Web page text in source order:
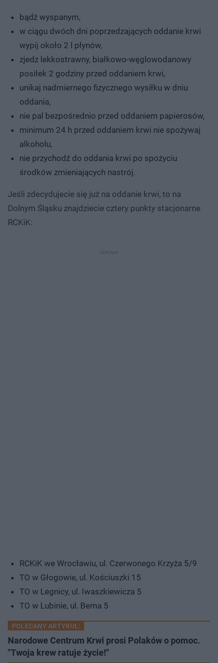
bądź wyspanym,
w ciągu dwóch dni poprzedzających oddanie krwi
wypij około 2 l płynów,
zjedz lekkostrawny, białkowo-węglowodanowy
posiłek 2 godziny przed oddaniem krwi,
unikaj nadmiernego fizycznego wysiłku w dniu
oddania,
nie pal bezpośrednio przed oddaniem papierosów,
minimum 24 h przed oddaniem krwi nie spożywaj
alkoholu,
nie przychodź do oddania krwi po spożyciu
środków zmieniających nastrój.
Jeśli zdecydujecie się już na oddanie krwi, to na
Dolnym Śląsku znajdziecie cztery punkty stacjonarne
RCKiK:
RCKiK we Wrocławiu, ul. Czerwonego Krzyża 5/9
TO w Głogowie, ul. Kościuszki 15
TO w Legnicy, ul. Iwaszkiewicza 5
TO w Lubinie, ul. Bema 5
POLECANY ARTYKUŁ:
Narodowe Centrum Krwi prosi Polaków o pomoc.
"Twoja krew ratuje życie!"